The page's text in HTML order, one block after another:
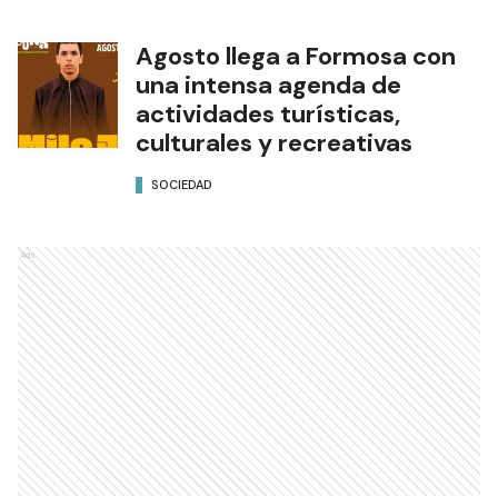
Agosto llega a Formosa con
una intensa agenda de
actividades turísticas,
culturales y recreativas
SOCIEDAD
Ads